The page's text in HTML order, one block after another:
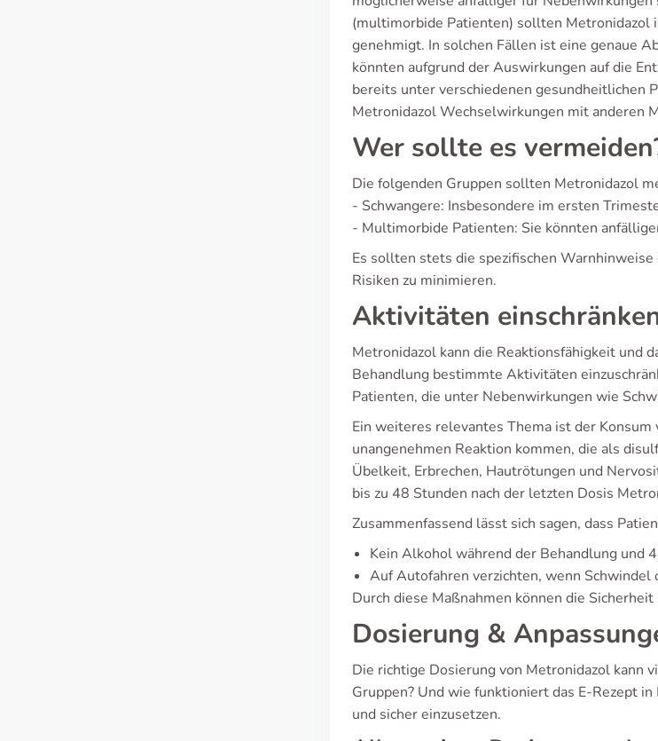
(multimorbide Patienten) sollten Metronidazol
genehmigt. In solchen Fällen ist eine genaue
könnten aufgrund der Auswirkungen auf die
bereits unter verschiedenen gesundheitlichen
Metronidazol Wechselwirkungen mit anderen
Wer sollte es
Die folgenden Gruppen sollten Metronidazol
- Schwangere: Insbesondere im ersten
- Multimorbide Patienten: Sie könnten
Es sollten stets die spezifischen
Risiken zu minimieren.
Aktivitäten
Metronidazol kann die Reaktionsfähigkeit und
Behandlung bestimmte Aktivitäten
Patienten, die unter Nebenwirkungen wie
Ein weiteres relevantes Thema ist der
unangenehmen Reaktion kommen, die als
Übelkeit, Erbrechen, Hautrötungen und
bis zu 48 Stunden nach der letzten Dosis
Zusammenfassend lässt sich sagen, dass
Kein Alkohol während der Behandlung und
Auf Autofahren verzichten, wenn
Durch diese Maßnahmen können die
Dosierung &
Die richtige Dosierung von Metronidazol kann
Gruppen? Und wie funktioniert das E-Rezept
und sicher einzusetzen.